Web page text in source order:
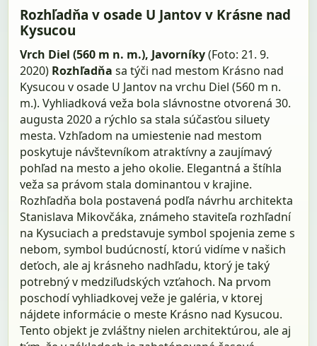
Rozhľadňa v osade U Jantov v Krásne nad
Kysucou
Vrch Diel (560 m n. m.), Javorníky(Foto: 21. 9.
2020) Rozhľadňa sa týči nad mestom Krásno nad
Kysucou v osade U Jantov na vrchu Diel (560 m n.
m.). Vyhliadková veža bola slávnostne otvorená 30.
augusta 2020 a rýchlo sa stala súčasťou siluety
mesta. Vzhľadom na umiestenie nad mestom
poskytuje návštevníkom atraktívny a zaujímavý
pohľad na mesto a jeho okolie. Elegantná a štíhla
veža sa právom stala dominantou v krajine.
Rozhľadňa bola postavená podľa návrhu architekta
Stanislava Mikovčáka, známeho staviteľa rozhľadní
na Kysuciach a predstavuje symbol spojenia zeme s
nebom, symbol budúcností, ktorú vidíme v našich
deťoch, ale aj krásneho nadhľadu, ktorý je taký
potrebný v medziľudských vzťahoch. Na prvom
poschodí vyhliadkovej veže je galéria, v ktorej
nájdete informácie o meste Krásno nad Kysucou.
Tento objekt je zvláštny nielen architektúrou, ale aj